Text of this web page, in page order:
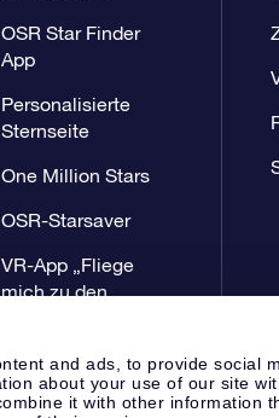
and ads, to provide social
about your use of our site
it with other information
OSR Star Finder
App
Personalisierte
Sternseite
One Million Stars
OSR-Starsaver
VR-App „Fliege
mich zu den